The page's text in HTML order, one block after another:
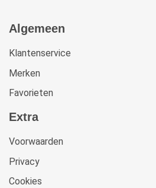
Algemeen
Klantenservice
Merken
Favorieten
Extra
Voorwaarden
Privacy
Cookies